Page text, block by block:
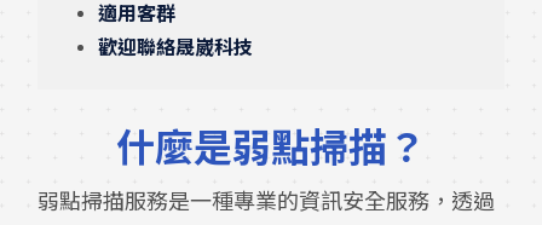
適用客群
歡迎聯絡晟崴科技
什麼是弱點掃描？
弱點掃描服務是一種專業的資訊安全服務，透過